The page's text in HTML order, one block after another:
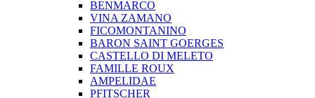
BENMARCO
VINA ZAMANO
FICOMONTANINO
BARON SAINT GOERGES
CASTELLO DI MELETO
FAMILLE ROUX
AMPELIDAE
PFITSCHER